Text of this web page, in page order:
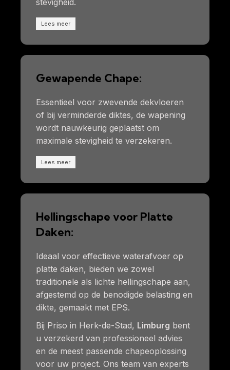
Lees meer
Gewapende Chape:
Essentieel voor zwevende dekvloeren
of bij verminderde diktes, de wapening
wordt nauwkeurig geplaatst om
maximale stevigheid te verzekeren.
Lees meer
Hellingschape voor Platte
Daken:
Ideaal voor effectieve waterafvoer op
platte daken, bieden we zowel
traditionele als lichte hellingschape aan,
afgestemd op de benodigde belasting en
dikte, gemaakt met EPS.
Bij Priso in Herk-de-Stad, Limburg bent
u verzekerd van professioneel advies
en de meest passende chapeoplossing
voor uw project. Ons team van experts